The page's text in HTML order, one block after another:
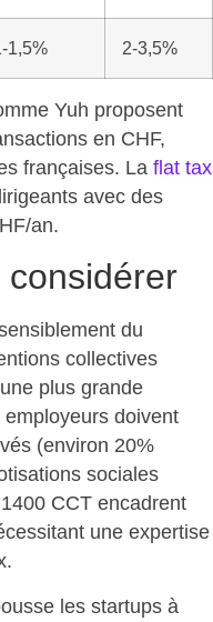
1,5% 2-3,5%
Yuh proposent
en CHF,
françaises. La flat tax
avec des
an.
considérer
du
collectives
plus grande
doivent
(environ 20%
sociales
CCT encadrent
une expertise
les startups à